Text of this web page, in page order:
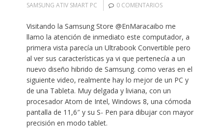
SAMSUNG ATIV SMART PC
0 COMENTARIOS
Visitando la Samsung Store @EnMaracaibo me
llamo la atención de inmediato este computador, a
primera vista parecía un Ultrabook Convertible pero
al ver sus características ya vi que pertenecía a un
nuevo diseño hibrido de Samsung. como veras en el
siguiente video, realmente hay lo mejor de un PC y
de una Tableta. Muy delgada y liviana, con un
procesador Atom de Intel, Windows 8, una cómoda
pantalla de 11,6″ y su S- Pen para dibujar con mayor
precisión en modo tablet.